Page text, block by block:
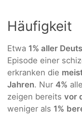
Häufigkeit
Etwa 1% aller
Episode einer
erkranken die
Jahren. Nur 4%
zeigen bereits vor
weniger als 1%